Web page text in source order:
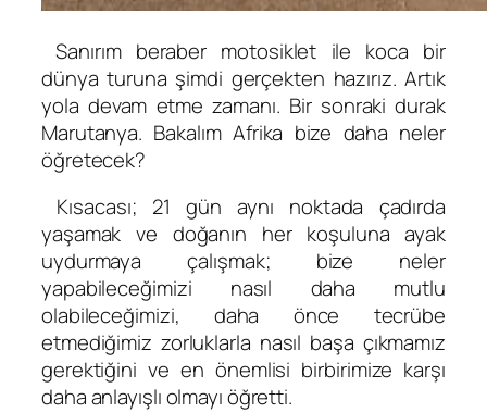
Sanırım beraber motosiklet ile koca bir
dünya turuna şimdi gerçekten hazırız. Artık
yola devam etme zamanı. Bir sonraki durak
Marutanya. Bakalım Afrika bize daha neler
öğretecek?
Kısacası; 21 gün aynı noktada çadırda
yaşamak ve doğanın her koşuluna ayak
uydurmaya çalışmak; bize neler
yapabileceğimizi nasıl daha mutlu
olabileceğimizi, daha önce tecrübe
etmediğimiz zorluklarla nasıl başa çıkmamız
gerektiğini ve en önemlisi birbirimize karşı
daha anlayışlı olmayı öğretti.